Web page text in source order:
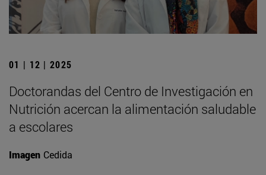
01 | 12 | 2025
Doctorandas del Centro de Investigación en
Nutrición acercan la alimentación saludable
a escolares
Imagen Cedida